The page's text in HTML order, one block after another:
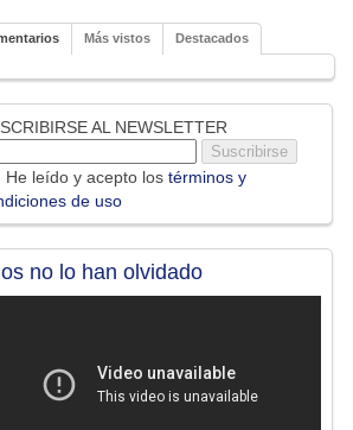
Más vistos Destacados
AL NEWSLETTER
He leído y acepto los términos y
de uso
no lo han olvidado